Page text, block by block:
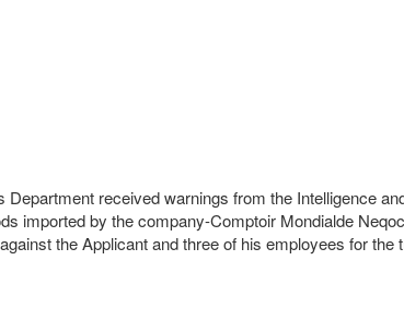
received warnings from the Intelligence
imported by the company-Comptoir Mondialde
the Applicant and three of his employees for the